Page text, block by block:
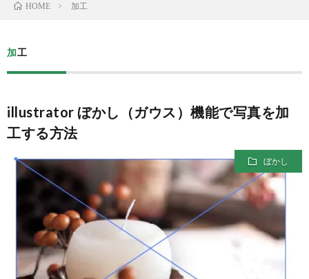
ー
ン
拶
HOME 加工
加工
illustrator ぼかし（ガウス）機能で写真を加
工する方法
ぼかし